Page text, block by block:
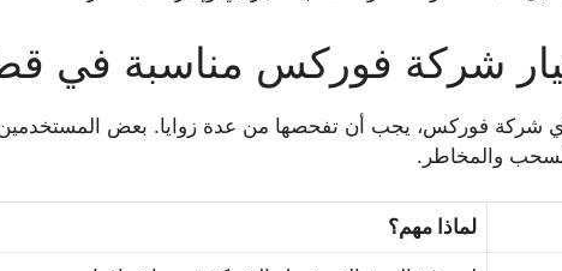
شركة فوركس مناسبة في
شركة فوركس، يجب أن تفحصها من عدة زوايا. بعض المستخدمين
والمخاطر.
لماذا مهم؟